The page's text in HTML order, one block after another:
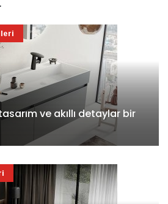
ve akıllı detaylar bir